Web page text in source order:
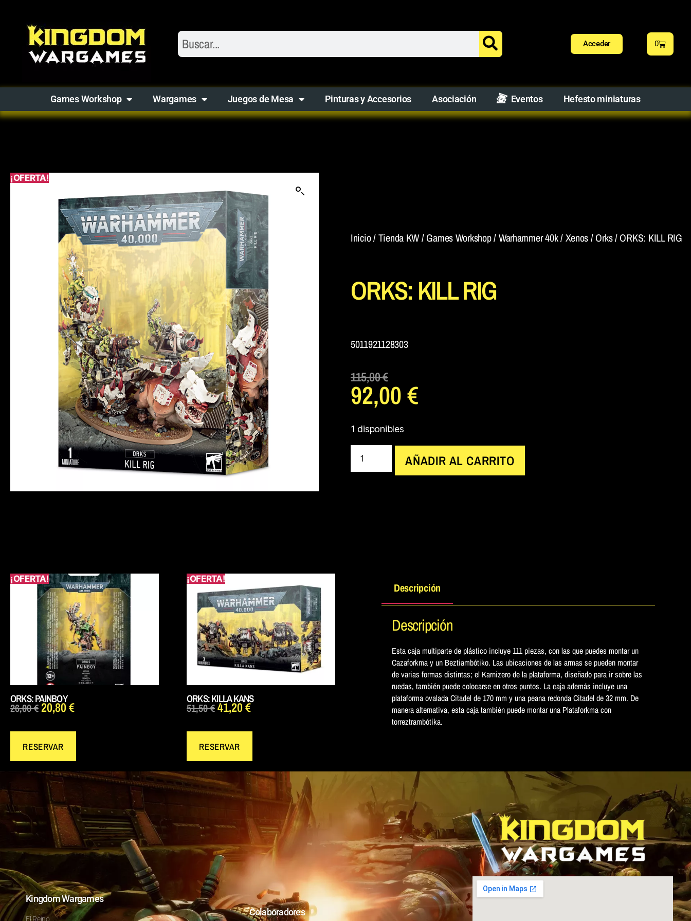
Acceder 0
Games Workshop Wargames Juegos de Mesa Pinturas y Accesorios Asociación Eventos Hefesto miniaturas
¡OFERTA!
Inicio/Tienda KW/Games Workshop/Warhammer 40k/Xenos/Orks/ ORKS: KILL RIG
ORKS: KILL RIG
5011921128303
115,00€
92,00€
1 disponibles
AÑADIR AL CARRITO
¡OFERTA!
ORKS: PAINBOY
26,00€20,80€
RESERVAR
¡OFERTA!
ORKS: KILLA KANS
51,50€41,20€
RESERVAR
Descripción
Descripción
Esta caja multiparte de plástico incluye 111 piezas, con las que puedes montar un
Cazaforkma y un Beztiambótiko. Las ubicaciones de las armas se pueden montar
de varias formas distintas; el Karnizero de la plataforma, diseñado para ir sobre las
ruedas, también puede colocarse en otros puntos. La caja además incluye una
plataforma ovalada Citadel de 170 mm y una peana redonda Citadel de 32 mm. De
manera alternativa, esta caja también puede montar una Plataforkma con
torreztrambótika.
Kingdom Wargames
El Reino
Colaboradores